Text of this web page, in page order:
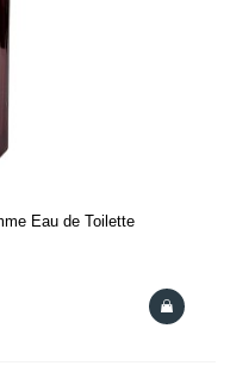
Eau de Toilette